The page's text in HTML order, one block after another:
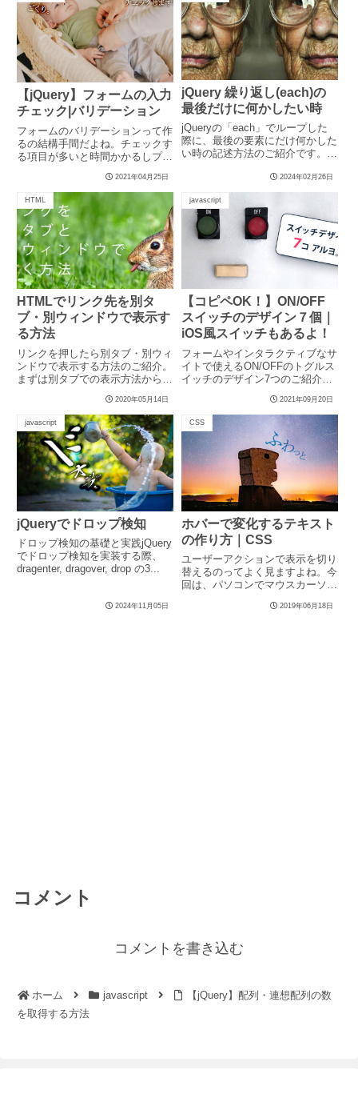
【jQuery】フォームの入力
チェック|バリデーション
フォームのバリデーションって作
るの結構手間だよね。チェックす
る項目が多いと時間かかるしプラ
2021年04月25日
jQuery 繰り返し(each)の
最後だけに何かしたい時
jQueryの「each」でループした
際に、最後の要素にだけ何かした
い時の記述方法のご紹介です。
2024年02月26日
HTML
HTMLでリンク先を別タ
ブ・別ウィンドウで表示す
る方法
リンクを押したら別タブ・別ウィ
ンドウで表示する方法のご紹介。
まずは別タブでの表示方法から。
2020年05月14日
javascript
【コピペOK！】ON/OFF
スイッチのデザイン７個｜
iOS風スイッチもあるよ！
フォームやインタラクティブなサ
イトで使えるON/OFFのトグルス
イッチのデザイン7つのご紹介。
2021年09月20日
javascript
jQueryでドロップ検知
ドロップ検知の基礎と実践jQuery
でドロップ検知を実装する際、
dragenter, dragover, drop の3...
2024年11月05日
CSS
ホバーで変化するテキスト
の作り方｜CSS
ユーザーアクションで表示を切り
替えるのってよく見ますよね。今
回は、パソコンでマウスカーソル
と変化させるテクニックのご紹介
2019年06月18日
コメント
コメントを書き込む
ホーム javascript
【jQuery】配列・連想配列の数
を取得する方法